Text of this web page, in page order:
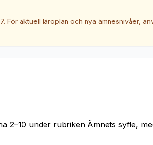
För aktuell läroplan och nya ämnesnivåer,
2–10 under rubriken Ämnets syfte,